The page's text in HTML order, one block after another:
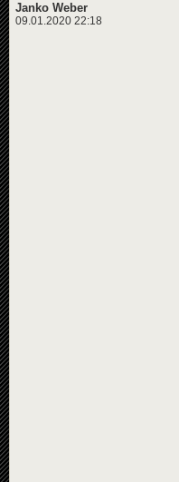
Janko Weber
09.01.2020 22:18